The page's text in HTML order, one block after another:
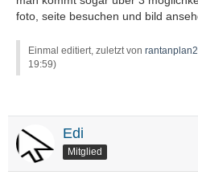
foto, seite besuchen und bild
Einmal editiert, zuletzt von
19:59)
Edi
Mitglied